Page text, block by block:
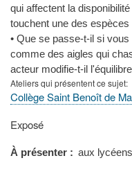
qui affectent la
touchent une des espèces
• Que se passe-t-il si
comme des aigles qui
acteur modifie-t-il
Ateliers qui présentent ce sujet
Collège Saint Benoît de
Type
présentation
Exposé
À présenter aux lycéens